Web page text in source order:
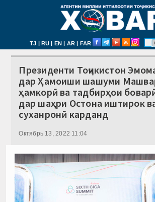
TJ | RU | EN | AR | FAR
Президенти Тоҷикистон
дар Ҳамоиши шашуми
ҳамкорӣ ва тадбирҳои
дар шаҳри Остона иштирок
суханронӣ карданд
Октябрь 13, 2022 11:04